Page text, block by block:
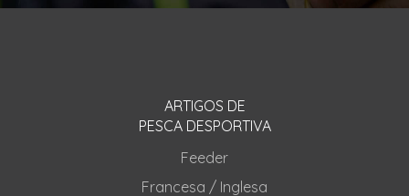
ARTIGOS DE
PESCA DESPORTIVA
Feeder
Francesa / Inglesa